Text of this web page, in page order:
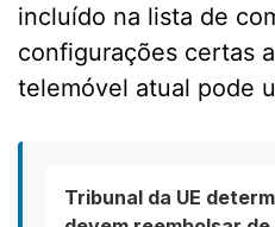
incluído na lista de
configurações certas
telemóvel atual pode
Tribunal da UE